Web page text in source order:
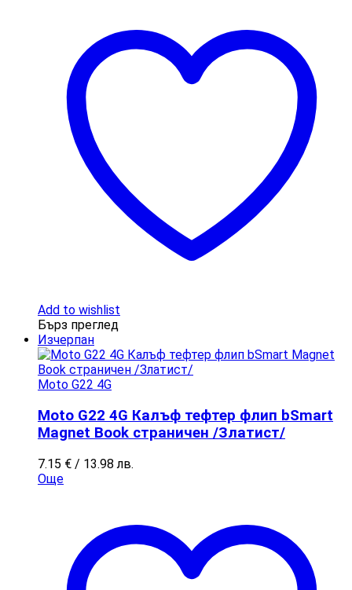
Add to wishlist
Бърз преглед
Изчерпан
Moto G22 4G
Moto G22 4G Калъф тефтер флип bSmart
Magnet Book страничен /Златист/
7.15 € / 13.98 лв.
Още